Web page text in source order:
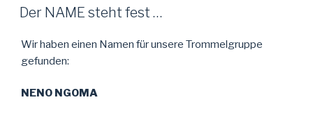
EL
Der NAME steht fest …
Wir haben einen Namen für unsere Trommelgruppe
gefunden:
NENO NGOMA